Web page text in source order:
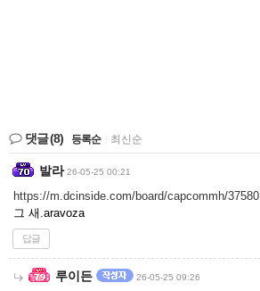
댓글(8) 등록순 최신순
발라 26-05-25 00:21
https://m.dcinside.com/board/capcommh/37580
그 새.aravoza
답글
루이든 26-05-25 09:26